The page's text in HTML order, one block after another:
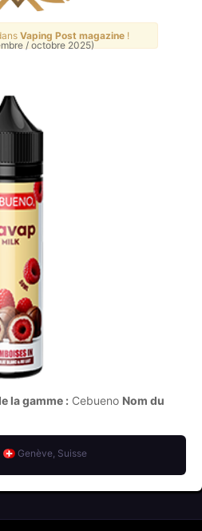
Vaping Post magazine !
/ octobre 2025)
la gamme : Cebueno Nom du
Genève, Suisse